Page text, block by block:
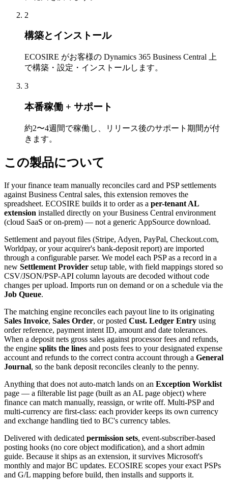
2
構築とインストール
ECOSIRE がお客様の Dynamics 365 Business Central 上
で構築・設定・インストールします。
3
本番稼働 + サポート
約2〜4週間で稼働し、リリース後のサポート期間が付
きます。
この製品について
If your finance team manually reconciles card and PSP settlements
against Business Central sales, this extension removes the
spreadsheet. ECOSIRE builds it to order as a per-tenant AL
extension installed directly on your Business Central environment
(cloud SaaS or on-prem) — not a generic AppSource download.
Settlement and payout files (Stripe, Adyen, PayPal, Checkout.com,
Worldpay, or your acquirer's bank-deposit report) are imported
through a configurable parser. We model each PSP as a record in a
new Settlement Provider setup table, with field mappings stored so
CSV/JSON/PSP-API column layouts are decoded without code
changes per upload. Imports run on demand or on a schedule via the
Job Queue.
The matching engine reconciles each payout line to its originating
Sales Invoice, Sales Order, or posted Cust. Ledger Entry using
order reference, payment intent ID, amount and date tolerances.
When a deposit nets gross sales against processor fees and refunds,
the engine splits the lines and posts fees to your designated expense
account and refunds to the correct contra account through a General
Journal, so the bank deposit reconciles cleanly to the penny.
Anything that does not auto-match lands on an Exception Worklist
page — a filterable list page (built as an AL page object) where
finance can match manually, reassign, or write off. Multi-PSP and
multi-currency are first-class: each provider keeps its own currency
and exchange handling tied to BC's currency tables.
Delivered with dedicated permission sets, event-subscriber-based
posting hooks (no core object modification), and a short admin
guide. Because it ships as an extension, it survives Microsoft's
monthly and major BC updates. ECOSIRE scopes your exact PSPs
and G/L mapping before build, then installs and supports it.